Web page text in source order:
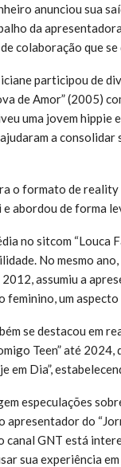
anunciou sua
da
colaboração que
participou de
de Amor” (2005)
uma jovem hippie
a
o formato de reality
abordou de forma
no sitcom “Louca
No mesmo
assumiu a
um
se destacou em
Teen” até
em Dia”,
especulações
apresentador do
canal GNT está
sua experiência